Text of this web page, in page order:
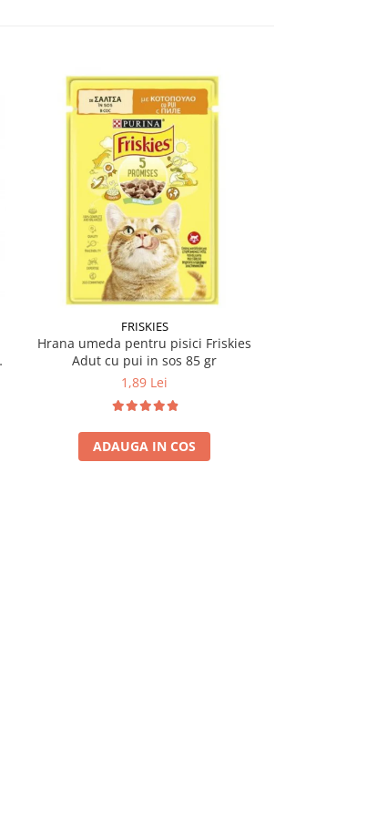
FRISKIES
Hrana umeda pentru pisici Friskies
Adut cu pui in sos 85 gr
1,89 Lei
ADAUGA IN COS